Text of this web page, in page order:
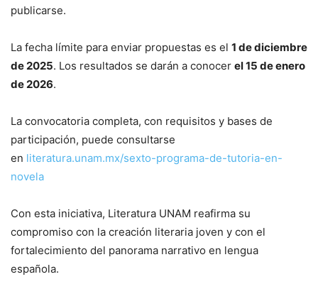
publicarse.
La fecha límite para enviar propuestas es el 1 de diciembre
de 2025. Los resultados se darán a conocer el 15 de enero
de 2026.
La convocatoria completa, con requisitos y bases de
participación, puede consultarse
en literatura.unam.mx/sexto-programa-de-tutoria-en-
novela
Con esta iniciativa, Literatura UNAM reafirma su
compromiso con la creación literaria joven y con el
fortalecimiento del panorama narrativo en lengua
española.